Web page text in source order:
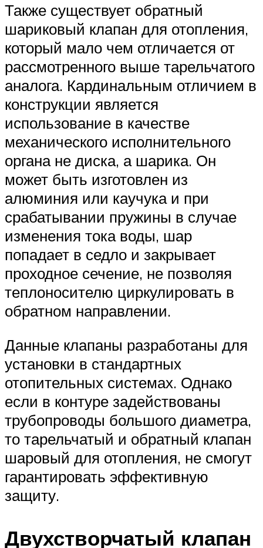
Также существует обратный
шариковый клапан для отопления,
который мало чем отличается от
рассмотренного выше тарельчатого
аналога. Кардинальным отличием в
конструкции является
использование в качестве
механического исполнительного
органа не диска, а шарика. Он
может быть изготовлен из
алюминия или каучука и при
срабатывании пружины в случае
изменения тока воды, шар
попадает в седло и закрывает
проходное сечение, не позволяя
теплоносителю циркулировать в
обратном направлении.
Данные клапаны разработаны для
установки в стандартных
отопительных системах. Однако
если в контуре задействованы
трубопроводы большого диаметра,
то тарельчатый и обратный клапан
шаровый для отопления, не смогут
гарантировать эффективную
защиту.
Двухстворчатый клапан